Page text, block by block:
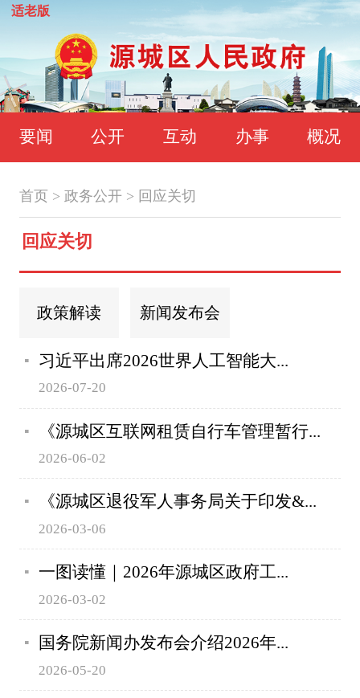
适老版
要闻 公开 互动 办事 概况
首页 > 政务公开> 回应关切
回应关切
政策解读 新闻发布会
习近平出席2026世界人工智能大...
2026-07-20
《源城区互联网租赁自行车管理暂行...
2026-06-02
《源城区退役军人事务局关于印发&...
2026-03-06
一图读懂｜2026年源城区政府工...
2026-03-02
国务院新闻办发布会介绍2026年...
2026-05-20